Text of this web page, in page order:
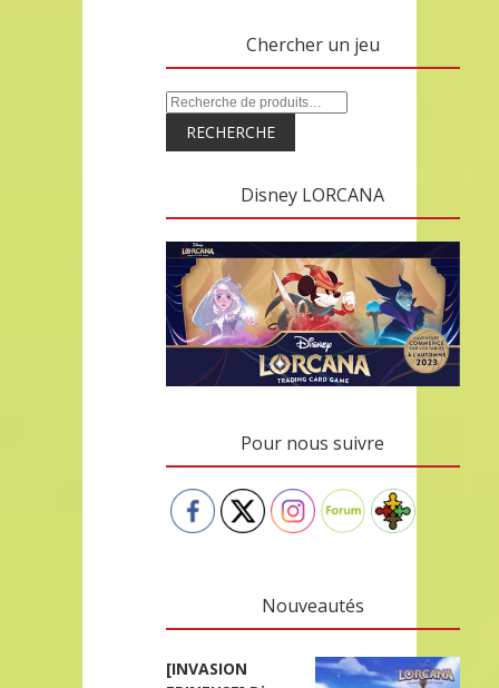
Chercher un jeu
RECHERCHE
Disney LORCANA
Pour nous suivre
Nouveautés
[INVASION